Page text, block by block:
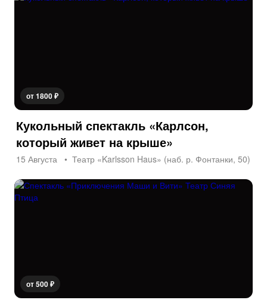
от 1800 ₽
Кукольный спектакль «Карлсон,
который живет на крыше»
15 Августа Театр «Karlsson Haus» (наб. р. Фонтанки, 50)
от 500 ₽